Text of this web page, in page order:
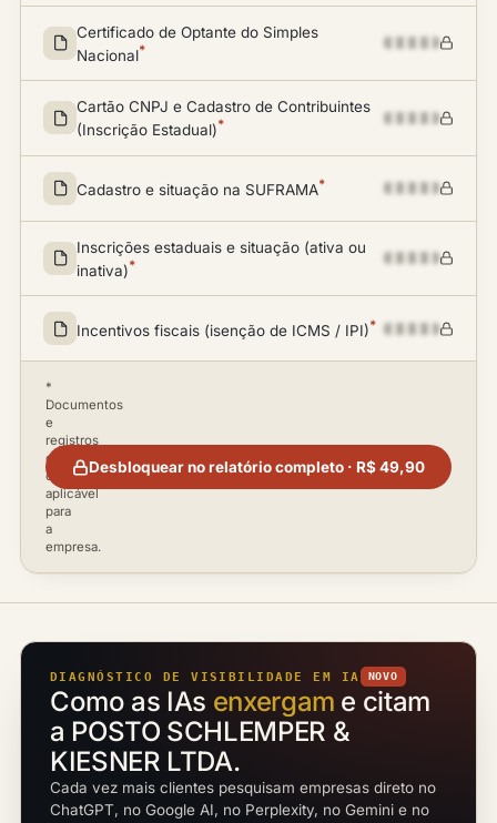
Certificado de Optante do Simples
Nacional*
Cartão CNPJ e Cadastro de Contribuintes
(Inscrição Estadual)*
Cadastro e situação na SUFRAMA*
Inscrições estaduais e situação (ativa ou
inativa)*
Incentivos fiscais (isenção de ICMS / IPI)*
*
Documentos
e
registros
disponíveis
conforme
aplicável
para
a
empresa.
Desbloquear no relatório completo · R$ 49,90
DIAGNÓSTICO DE VISIBILIDADE EM IA NOVO
Como as IAs enxergam e citam
a POSTO SCHLEMPER &
KIESNER LTDA.
Cada vez mais clientes pesquisam empresas direto no
ChatGPT, no Google AI, no Perplexity, no Gemini e no